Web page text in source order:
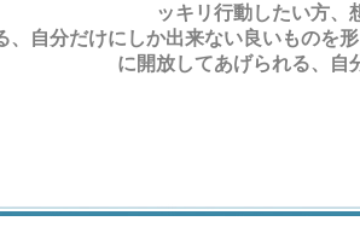
ッキリ行動したい方、
、自分だけにしか出来ない良いものを
に開放してあげられる、自